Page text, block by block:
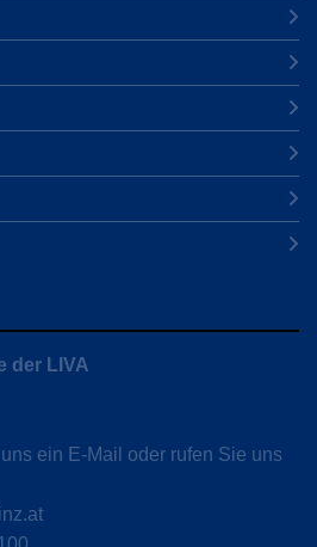
der LIVA
ein E-Mail oder rufen Sie uns